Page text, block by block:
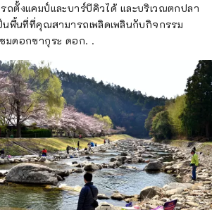
ถตั้งแคมป์และบาร์บีคิวได้ และบริเวณตกปลา
นพื้นที่ที่คุณสามารถเพลิดเพลินกับกิจกรรม
มดอกซากุระ ดอก. .